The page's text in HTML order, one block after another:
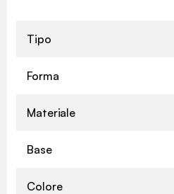
Tipo
Forma
Materiale
Base
Colore